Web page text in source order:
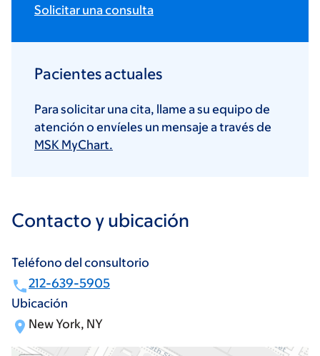
Solicitar una consulta
Pacientes actuales
Para solicitar una cita, llame a su equipo de
atención o envíeles un mensaje a través de
MSK MyChart.
Contacto y ubicación
Teléfono del consultorio
212-639-5905
Ubicación
New York, NY